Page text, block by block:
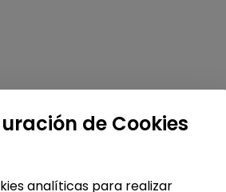
de Cookies
analíticas para realizar